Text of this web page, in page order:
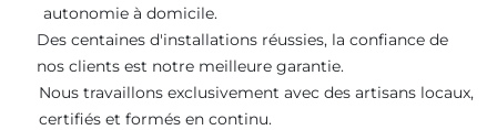
autonomie à domicile.
Des centaines d'installations réussies, la confiance de
nos clients est notre meilleure garantie.
Nous travaillons exclusivement avec des artisans locaux,
certifiés et formés en continu.